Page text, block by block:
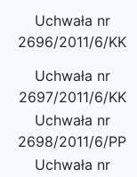
Uchwała nr
2696/2011/6/KK
Uchwała nr
2697/2011/6/KK
Uchwała nr
2698/2011/6/PP
Uchwała nr